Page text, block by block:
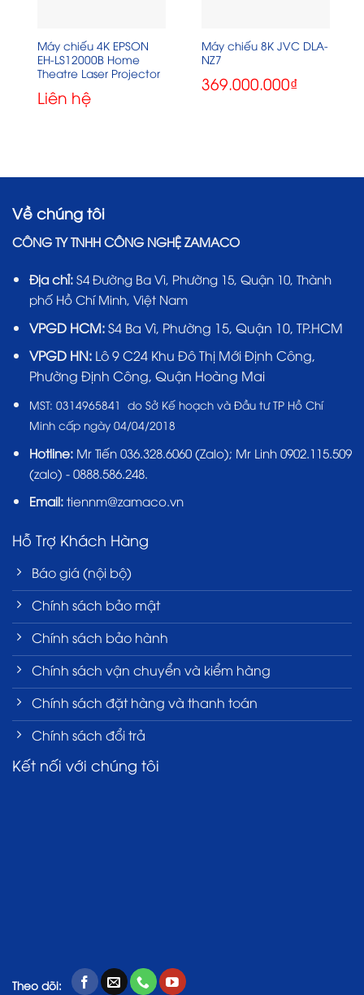
Máy chiếu 4K EPSON
EH-LS12000B Home
Theatre Laser Projector
Liên hệ
Máy chiếu 8K JVC DLA-
NZ7
369.000.000₫
Về chúng tôi
CÔNG TY TNHH CÔNG NGHỆ ZAMACO
Địa chỉ: S4 Đường Ba Vì, Phường 15, Quận 10, Thành
phố Hồ Chí Minh, Việt Nam
VPGD HCM:S4 Ba Vì, Phường 15, Quận 10, TP.HCM
VPGD HN:Lô 9 C24 Khu Đô Thị Mới Định Công,
Phường Định Công, Quận Hoàng Mai
MST: 0314965841 do Sở Kế hoạch và Đầu tư TP Hồ Chí
Minh cấp ngày 04/04/2018
Hotline: Mr Tiến 036.328.6060(Zalo); Mr Linh 0902.115.509
(zalo) - 0888.586.248.
Email:tiennm@zamaco.vn
Hỗ Trợ Khách Hàng
Báo giá (nội bộ)
Chính sách bảo mật
Chính sách bảo hành
Chính sách vận chuyển và kiểm hàng
Chính sách đặt hàng và thanh toán
Chính sách đổi trả
Kết nối với chúng tôi
Theo dõi: